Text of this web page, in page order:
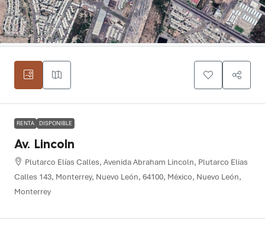
RENTA DISPONIBLE
Av. Lincoln
Plutarco Elías Calles, Avenida Abraham Lincoln, Plutarco Elias
Calles 143, Monterrey, Nuevo León, 64100, México, Nuevo León,
Monterrey